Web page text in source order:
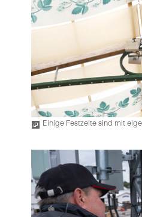
Einige Festzelte sind mit